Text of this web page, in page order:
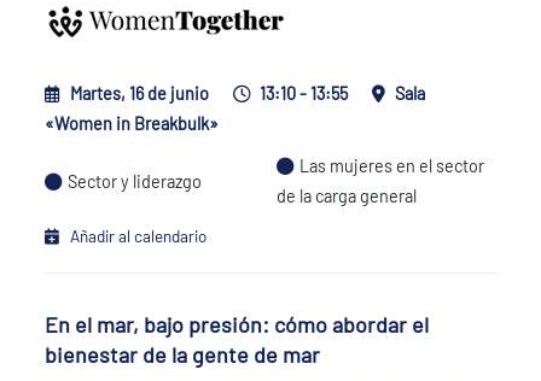
Martes, 16 de junio 13:10 - 13:55
Sala
«Women in Breakbulk»
Sector y liderazgo
Las mujeres en el sector
de la carga general
Añadir al calendario
En el mar, bajo presión: cómo abordar el
bienestar de la gente de mar